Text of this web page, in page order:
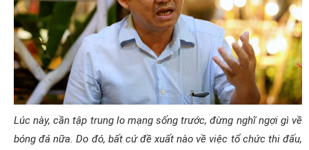
Lúc này, cần tập trung lo mạng sống trước, đừng nghĩ ngợi gì về
bóng đá nữa. Do đó, bất cứ đề xuất nào về việc tổ chức thi đấu,